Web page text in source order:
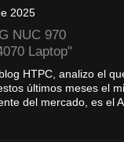
2025
NUC 970
Laptop"
HTPC, analizo el
últimos meses el
del mercado, es el